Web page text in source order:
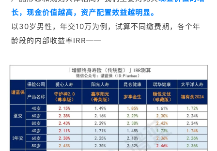
长， 现金价值越高，资产配置效益越明显。
以30岁男性，年交10万为例，试算不同缴费期，各个年
龄段的内部收益率IRR——